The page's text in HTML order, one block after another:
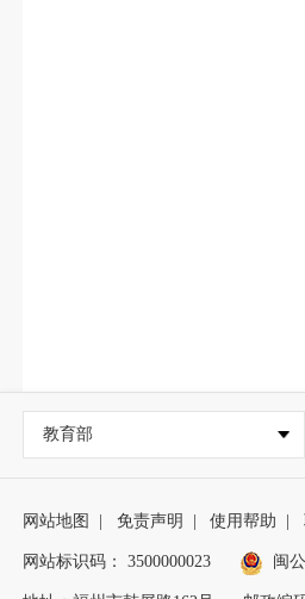
教育部
网站地图 免责声明 使用帮助
网站标识码： 3500000023 闽